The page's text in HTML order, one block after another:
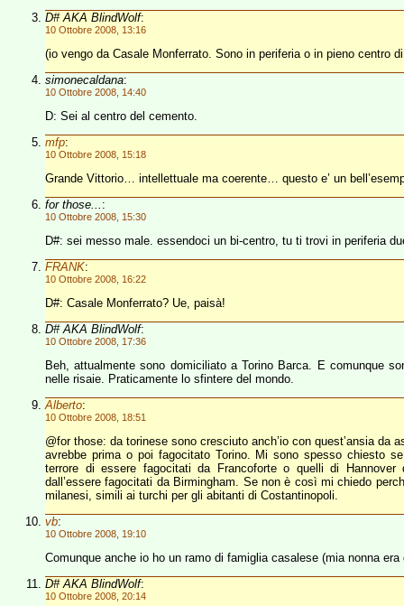
D# AKA BlindWolf:
10 Ottobre 2008, 13:16
(io vengo da Casale Monferrato. Sono in periferia o in pieno centro
simonecaldana:
10 Ottobre 2008, 14:40
D: Sei al centro del cemento.
mfp:
10 Ottobre 2008, 15:18
Grande Vittorio… intellettuale ma coerente… questo e’ un
for those... :
10 Ottobre 2008, 15:30
D#: sei messo male. essendoci un bi-centro, tu ti trovi in periferia
FRANK:
10 Ottobre 2008, 16:22
D#: Casale Monferrato? Ue, paisà!
D# AKA BlindWolf:
10 Ottobre 2008, 17:36
Beh, attualmente sono domiciliato a Torino Barca. E comunque
nelle risaie. Praticamente lo sfintere del mondo.
Alberto:
10 Ottobre 2008, 18:51
@for those: da torinese sono cresciuto anch’io con quest’ansia
avrebbe prima o poi fagocitato Torino. Mi sono spesso chiesto
terrore di essere fagocitati da Francoforte o quelli di Hannover
dall’essere fagocitati da Birmingham. Se non è così mi chiedo
milanesi, simili ai turchi per gli abitanti di Costantinopoli.
vb:
10 Ottobre 2008, 19:10
Comunque anche io ho un ramo di famiglia casalese (mia nonna
D# AKA BlindWolf:
10 Ottobre 2008, 20:14